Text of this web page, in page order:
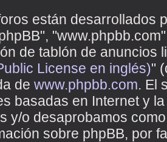
están desarrollados
de tablón de anuncios
License en inglés)"
de www.phpbb.com. El
basadas en Internet y
y/o desaprobamos
sobre phpBB, por